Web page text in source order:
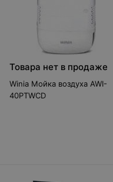
Товара нет в продаже
Winia Мойка воздуха AWI-
40PTWCD